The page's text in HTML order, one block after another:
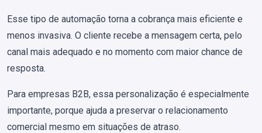
Esse tipo de automação torna a cobrança mais eficiente e
menos invasiva. O cliente recebe a mensagem certa, pelo
canal mais adequado e no momento com maior chance de
resposta.
Para empresas B2B, essa personalização é especialmente
importante, porque ajuda a preservar o relacionamento
comercial mesmo em situações de atraso.